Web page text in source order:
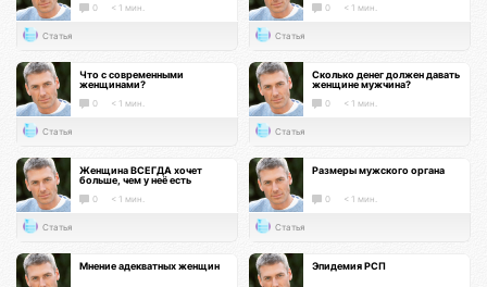
0 < 1 мин.
Статья
0 < 1 мин.
Статья
Что с современными
женщинами?
0 < 1 мин.
Статья
Сколько денег должен давать
женщине мужчина?
0 < 1 мин.
Статья
Женщина ВСЕГДА хочет
больше, чем у неё есть
0 < 1 мин.
Статья
Размеры мужского органа
0 < 1 мин.
Статья
Мнение адекватных женщин Эпидемия РСП